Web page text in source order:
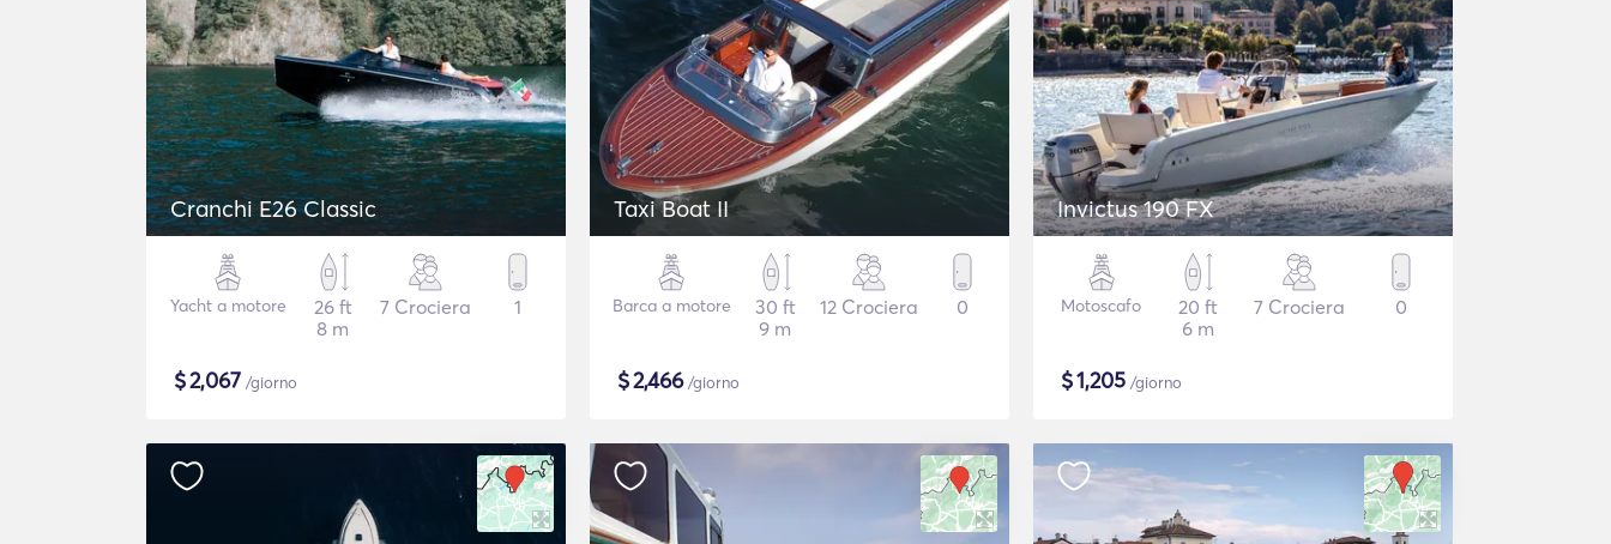
Cranchi E26 Classic
Yacht a motore
26 ft
8 m
7 Crociera 1
$2,067 /giorno
Taxi Boat II
Barca a motore
30 ft
9 m
12 Crociera 0
$2,466/giorno
Invictus 190 FX
Motoscafo
20 ft
6 m
7 Crociera 0
$1,205 /giorno